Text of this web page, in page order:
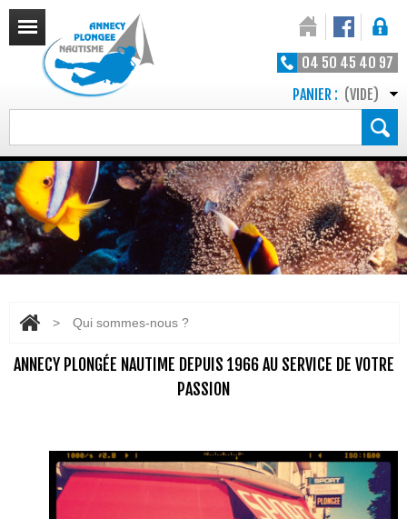
04 50 45 40 97
PANIER : (VIDE)
> Qui sommes-nous ?
ANNECY PLONGÉE NAUTIME DEPUIS 1966 AU SERVICE DE VOTRE
PASSION